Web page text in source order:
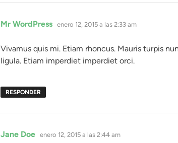
Mr WordPress dice:
enero 12, 2015 a las 2:33 am
Vivamus quis mi. Etiam rhoncus. Mauris turpis
ligula. Etiam imperdiet imperdiet orci.
RESPONDER
Jane Doe dice:
enero 12, 2015 a las 2:44 am